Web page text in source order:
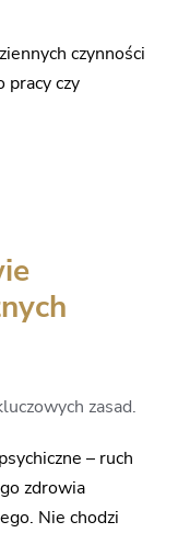
czynności
pracy czy
zasad.
– ruch
zdrowia
Nie chodzi